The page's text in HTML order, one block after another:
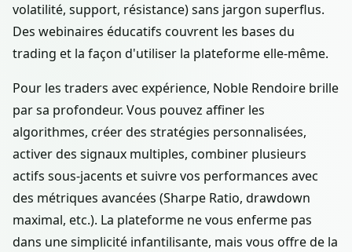
volatilité, support, résistance) sans jargon superflus.
Des webinaires éducatifs couvrent les bases du
trading et la façon d'utiliser la plateforme elle-même.
Pour les traders avec expérience, Noble Rendoire brille
par sa profondeur. Vous pouvez affiner les
algorithmes, créer des stratégies personnalisées,
activer des signaux multiples, combiner plusieurs
actifs sous-jacents et suivre vos performances avec
des métriques avancées (Sharpe Ratio, drawdown
maximal, etc.). La plateforme ne vous enferme pas
dans une simplicité infantilisante, mais vous offre de la